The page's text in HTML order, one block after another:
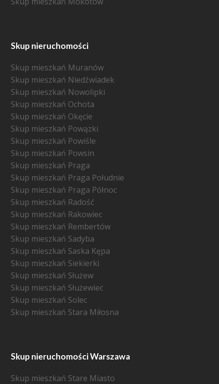
Skup nieruchomości
Skup mieszkań Muranów
Skup mieszkań Niedźwiadek
Skup mieszkań Nowolipki
Skup mieszkań Ochota
Skup mieszkań Okęcie
Skup mieszkań Powązki
Skup mieszkań Powiśle
Skup mieszkań Powsin
Skup mieszkań Praga
Skup mieszkań Praga Południe
Skup mieszkań Praga Północ
Skup mieszkań Radość
Skup mieszkań Rakowiec
Skup mieszkań Rembertów
Skup mieszkań Sadyba
Skup mieszkań Saska Kępa
Skup mieszkań Siekierki
Skup mieszkań Służew
Skup mieszkań Służewiec
Skup mieszkań Solec
Skup mieszkań Stara Miłosna
Skup nieruchomości Warszawa
Skup mieszkań Stare Miasto